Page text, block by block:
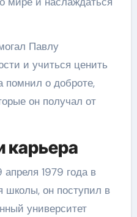
Павлу
и учиться ценить
помнил о доброте,
он получал от
карьера
1979 года в
школы, он поступил в
университет